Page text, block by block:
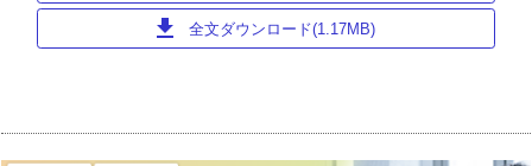
download 全文ダウンロード(1.17MB)